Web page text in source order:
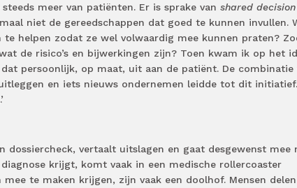
meer van patiënten. Er is sprake van shared decision
niet de gereedschappen dat goed te kunnen invullen.
helpen zodat ze wel volwaardig mee kunnen praten?
de risico’s en bijwerkingen zijn? Toen kwam ik op het
persoonlijk, op maat, uit aan de patiënt. De combinatie
en iets nieuws ondernemen leidde tot dit
dossiercheck, vertaalt uitslagen en gaat desgewenst mee
krijgt, komt vaak in een medische rollercoaster
te maken krijgen, zijn vaak een doolhof. Mensen